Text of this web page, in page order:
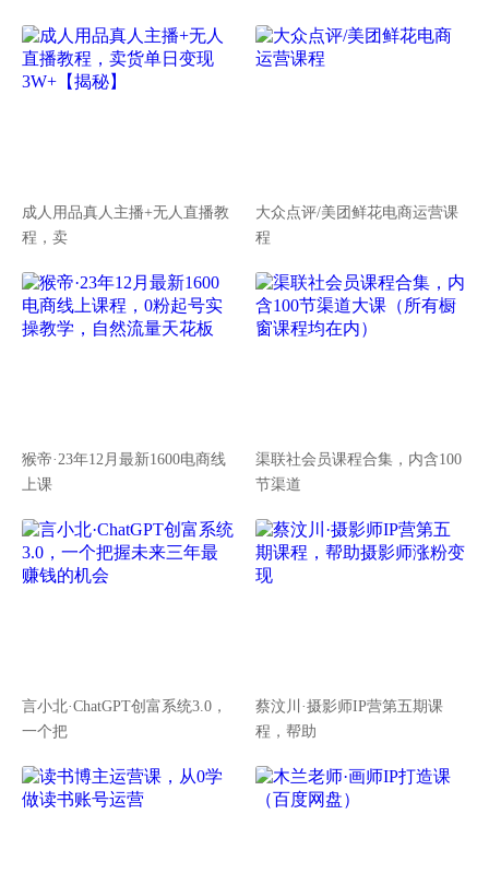
成人用品真人主播+无人直播教
程，卖
大众点评/美团鲜花电商运营课
程
猴帝·23年12月最新1600电商线
上课
渠联社会员课程合集，内含100
节渠道
言小北·ChatGPT创富系统3.0，
一个把
蔡汶川·摄影师IP营第五期课
程，帮助